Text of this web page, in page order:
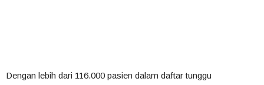
Dengan lebih dari 116.000 pasien dalam daftar tunggu